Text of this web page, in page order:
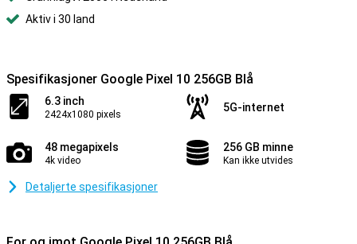
Aktiv i 30 land
Spesifikasjoner Google Pixel 10 256GB Blå
6.3 inch
2424x1080 pixels
5G-internet
48 megapixels
4k video
256 GB minne
Kan ikke utvides
Detaljerte spesifikasjoner